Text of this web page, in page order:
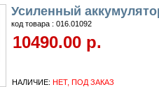
Усиленный
код товара : 016.01092
10490.00 р.
НАЛИЧИЕ: НЕТ, ПОД ЗАКАЗ